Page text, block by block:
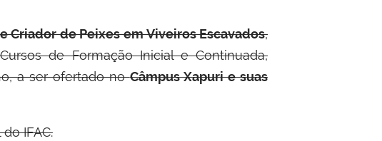
Criador de Peixes em Viveiros Escavados,
de Formação Inicial e Continuada,
a ser ofertado noCâmpus Xapuri e suas
IFAC.